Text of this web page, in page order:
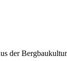
der